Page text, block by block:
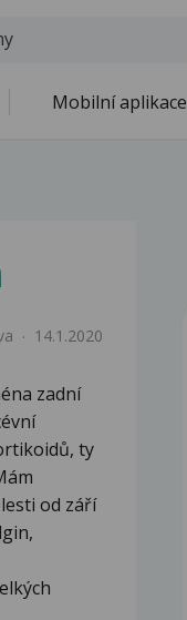
Mobilní aplikace
14.1.2020
zadní
ty
od září